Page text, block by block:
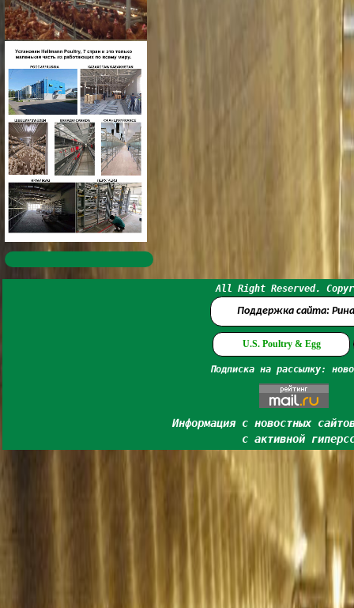
All Right Reserved.
Поддержка сайта:
U.S. Poultry & Egg
Подписка на рассылку:
Информация с новостных
с активной